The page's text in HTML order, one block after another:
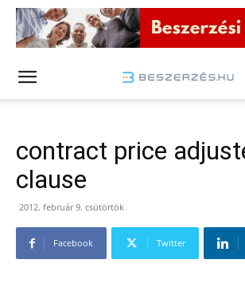
contract price
clause
2012. február 9. csütörtök
Facebook Twitter